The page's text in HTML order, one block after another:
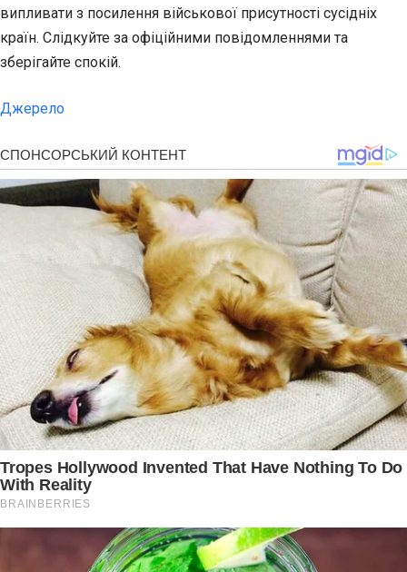
випливати з посилення військової присутності сусідніх
країн. Слідкуйте за офіційними повідомленнями та
зберігайте спокій.
Джерело